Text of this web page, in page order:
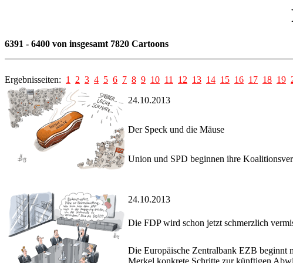
6391 - 6400 von insgesamt 7820 Cartoons
Ergebnisseiten: 1 2 3 4 5 6 7 8 9 10 11 12 13 14 15 16 17 18 19
24.10.2013
Der Speck und die Mäuse
Union und SPD beginnen ihre
24.10.2013
Die FDP wird schon jetzt schmerzlich
Die Europäische Zentralbank EZB beginnt